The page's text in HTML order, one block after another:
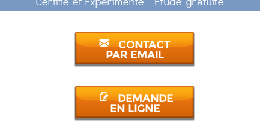
CONTACT
PAR EMAIL
DEMANDE
EN LIGNE